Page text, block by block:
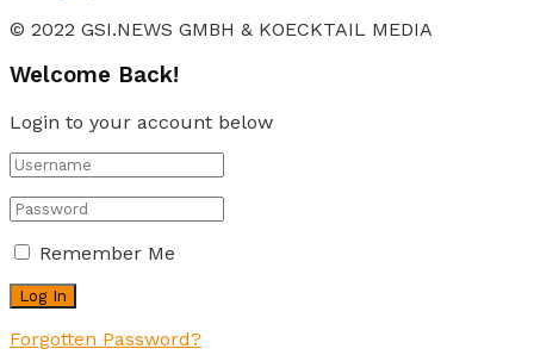
© 2022 GSI.NEWS GMBH & KOECKTAIL MEDIA
Welcome Back!
Login to your account below
Remember Me
Forgotten Password?